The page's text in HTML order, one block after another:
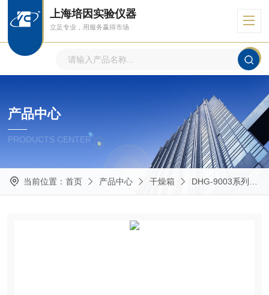
上海培因实验仪器
立足专业，用服务赢得市场
产品中心
PRODUCTS CENTER
当前位置： 首页 产品中心 干燥箱 DHG-9003系列台式鼓风干燥箱